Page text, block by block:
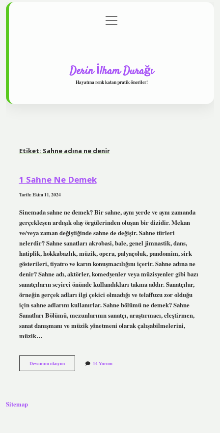
Gizlilik Politikası
menüyü
aç
Derin İlham Durağı
Hayatına renk katan pratik öneriler!
Etiket: Sahne adına ne denir
1 Sahne Ne Demek
Tarih: Ekim 11, 2024
Sinemada sahne ne demek? Bir sahne, aynı yerde ve aynı zamanda
gerçekleşen ardışık olay örgülerinden oluşan bir dizidir. Mekan
ve/veya zaman değiştiğinde sahne de değişir. Sahne türleri
nelerdir? Sahne sanatları akrobasi, bale, genel jimnastik, dans,
hatiplik, hokkabazlık, müzik, opera, palyaçoluk, pandomim, sirk
gösterileri, tiyatro ve karın konuşmacılığını içerir. Sahne adına ne
denir? Sahne adı, aktörler, komedyenler veya müzisyenler gibi bazı
sanatçıların seyirci önünde kullandıkları takma addır. Sanatçılar,
örneğin gerçek adları ilgi çekici olmadığı ve telaffuzu zor olduğu
için sahne adlarını kullanırlar. Sahne bölümü ne demek? Sahne
Sanatları Bölümü, mezunlarının sanatçı, araştırmacı, eleştirmen,
sanat danışmanı ve müzik yönetmeni olarak çalışabilmelerini,
müzik…
Devamını okuyun1
Sahne
14 Yorum
Sitemap